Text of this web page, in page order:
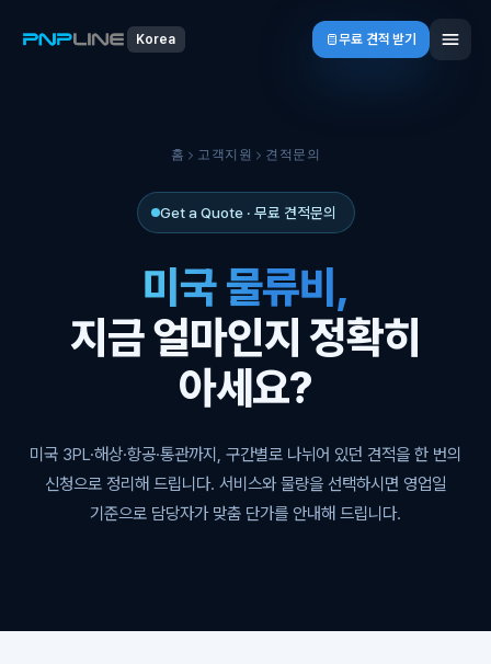
Korea 무료 견적 받기
홈 고객지원 견적문의
Get a Quote · 무료 견적문의
미국 물류비,
지금 얼마인지 정확히
아세요?
미국 3PL·해상·항공·통관까지, 구간별로 나뉘어 있던 견적을 한 번의
신청으로 정리해 드립니다. 서비스와 물량을 선택하시면 영업일
기준으로 담당자가 맞춤 단가를 안내해 드립니다.